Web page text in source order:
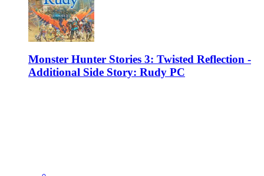
Monster Hunter Stories 3: Twisted Reflection -
Additional Side Story: Rudy PC